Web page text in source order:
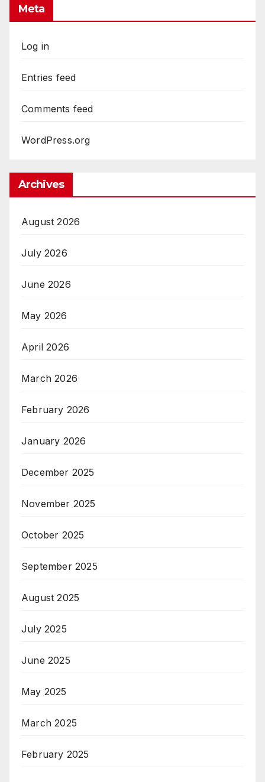
Meta
Log in
Entries feed
Comments feed
WordPress.org
Archives
August 2026
July 2026
June 2026
May 2026
April 2026
March 2026
February 2026
January 2026
December 2025
November 2025
October 2025
September 2025
August 2025
July 2025
June 2025
May 2025
March 2025
February 2025